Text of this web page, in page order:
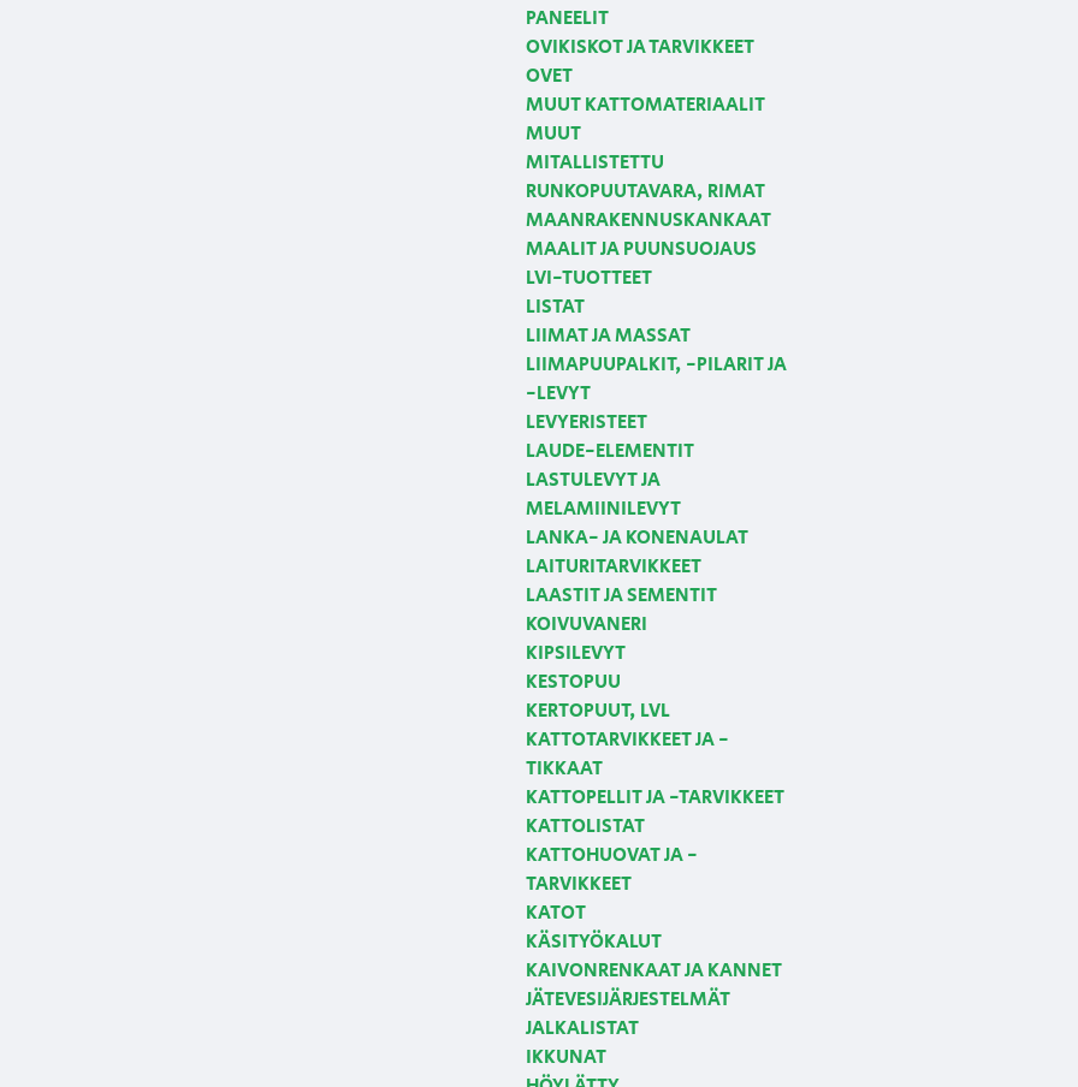
PANEELIT
OVIKISKOT JA TARVIKKEET
OVET
MUUT KATTOMATERIAALIT
MUUT
MITALLISTETTU
RUNKOPUUTAVARA, RIMAT
MAANRAKENNUSKANKAAT
MAALIT JA PUUNSUOJAUS
LVI-TUOTTEET
LISTAT
LIIMAT JA MASSAT
LIIMAPUUPALKIT, -PILARIT JA
-LEVYT
LEVYERISTEET
LAUDE-ELEMENTIT
LASTULEVYT JA
MELAMIINILEVYT
LANKA- JA KONENAULAT
LAITURITARVIKKEET
LAASTIT JA SEMENTIT
KOIVUVANERI
KIPSILEVYT
KESTOPUU
KERTOPUUT, LVL
KATTOTARVIKKEET JA -
TIKKAAT
KATTOPELLIT JA -TARVIKKEET
KATTOLISTAT
KATTOHUOVAT JA -
TARVIKKEET
KATOT
KÄSITYÖKALUT
KAIVONRENKAAT JA KANNET
JÄTEVESIJÄRJESTELMÄT
JALKALISTAT
IKKUNAT